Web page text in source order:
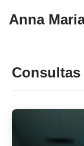
conteúdo
Anna